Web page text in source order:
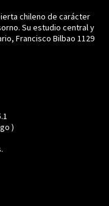
chileno de carácter
Su estudio central y
Francisco Bilbao 1129
)